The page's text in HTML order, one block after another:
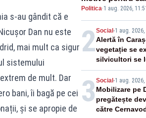
s-au gândit că e
Dan nu este
mai mult ca sigur
sistemului
de mult. Dar
bani, îi bagă pe cei
și se apropie de
de țară nu este o
Guvernul
Politica·1 aug. 2026, 11:51
2Social -1 aug. 2026,
Alertă în
vegetație se
silvicultori se
3 Social -1 aug. 2026,
Mobilizare pe
pregătește
către